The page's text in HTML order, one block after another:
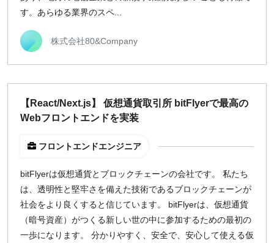
週5日
週3日
地域
大阪
京都
福岡
募集状況
す。あらゆる業界のスペ...
株式会社80&Company
【React/Next.js】 仮想通貨取引所 bitFlyerで最高の
Webフロントエンドを実装
フロントエンドエンジニア
bitFlyerは仮想通貨とブロックチェーンの会社です。 私たち
は、透明性と堅牢さを備えた技術であるブロックチェーンが
社会をより良くすると信じています。 bitFlyerは、仮想通貨
（暗号資産）がつくる新しい世の中に参加するための最初の
一歩になります。 分かりやすく、安全で、安心して使える仮